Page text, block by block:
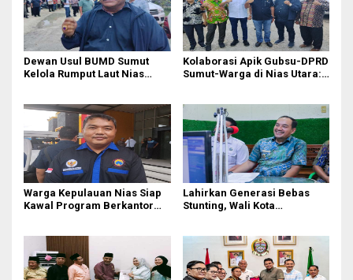
Dewan Usul BUMD Sumut
Kelola Rumput Laut Nias
Kolaborasi Apik Gubsu-DPRD
Sumut-Warga di Nias Utara:
Warga Kepulauan Nias Siap
Kawal Program Berkantor
Lahirkan Generasi Bebas
Stunting, Wali Kota